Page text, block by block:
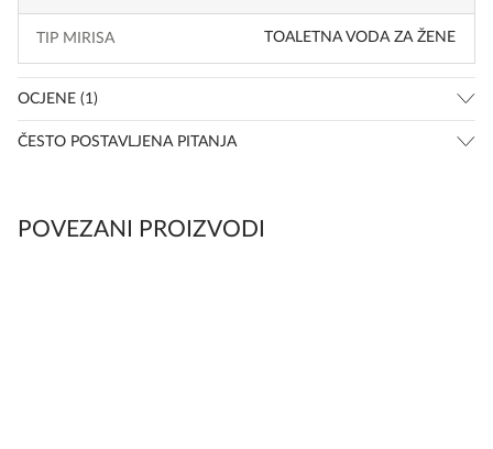
TIP MIRISA TOALETNA VODA ZA ŽENE
OCJENE (1)
ČESTO POSTAVLJENA PITANJA
POVEZANI PROIZVODI